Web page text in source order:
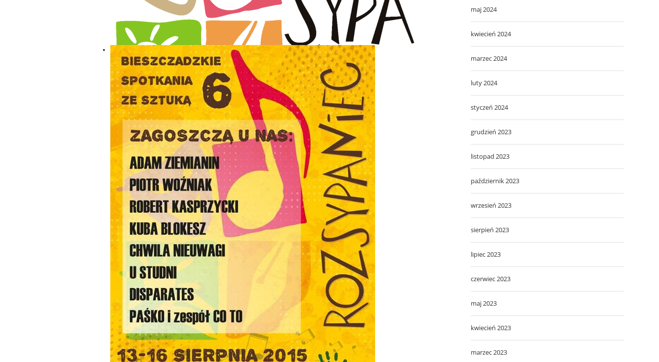
maj 2024
kwiecień 2024
marzec 2024
luty 2024
styczeń 2024
grudzień 2023
listopad 2023
październik 2023
wrzesień 2023
sierpień 2023
lipiec 2023
czerwiec 2023
maj 2023
kwiecień 2023
marzec 2023